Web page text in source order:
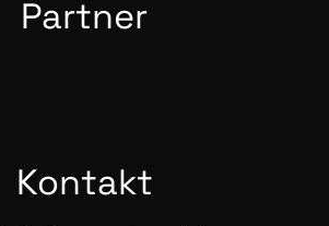
Part­ner
Kon­takt